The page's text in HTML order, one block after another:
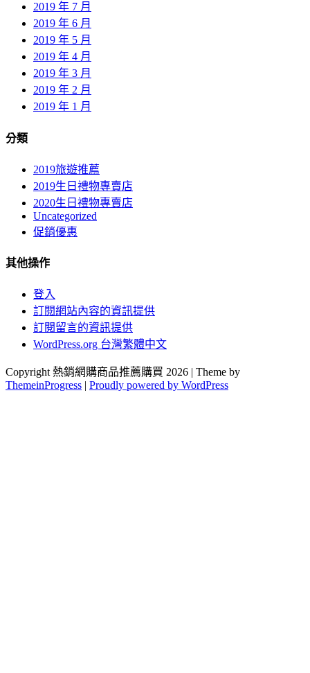
2019 年 7 月
2019 年 6 月
2019 年 5 月
2019 年 4 月
2019 年 3 月
2019 年 2 月
2019 年 1 月
分類
2019旅遊推薦
2019生日禮物專賣店
2020生日禮物專賣店
Uncategorized
促銷優惠
其他操作
登入
訂閱網站內容的資訊提供
訂閱留言的資訊提供
WordPress.org 台灣繁體中文
Copyright 熱銷網購商品推薦購買 2026 | Theme by
ThemeinProgress | Proudly powered by WordPress